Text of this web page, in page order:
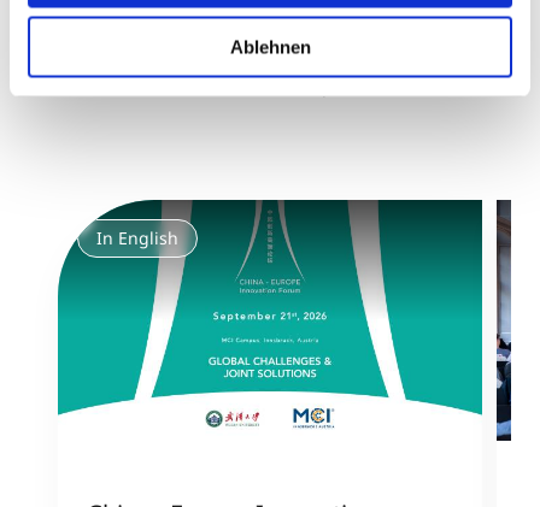
Ablehnen
Ähnliche Events
In English